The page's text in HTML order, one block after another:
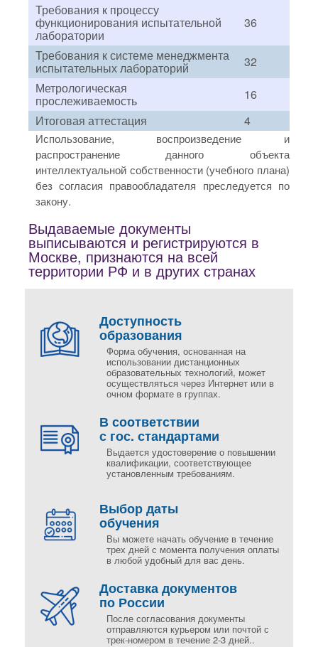
Требования к процессу
функционирования испытательной
лаборатории
36
Требования к системе менеджмента
испытательных лабораторий
32
Метрологическая
прослеживаемость
16
Итоговая аттестация
4
Использование, воспроизведение и
распространение данного объекта
интеллектуальной собственности (учебного плана)
без согласия правообладателя преследуется по
закону.
Выдаваемые документы
выписываются и регистрируются в
Москве, признаются на всей
территории РФ и в других странах
Доступность
образования
Форма обучения, основанная на
использовании дистанционных
образовательных технологий, может
осуществляться через Интернет или в
очном формате в группах.
В соответствии
с гос. стандартами
Выдается удостоверение о повышении
квалификации, соответствующее
установленным требованиям.
Выбор даты
обучения
Вы можете начать обучение в течение
трех дней с момента получения оплаты
в любой удобный для вас день.
Доставка документов
по России
После согласования документы
отправляются курьером или почтой с
трек-номером в течение 2-3 дней..